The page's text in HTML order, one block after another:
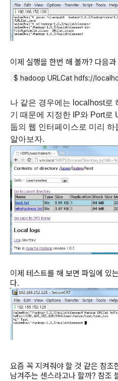
이제 실행을 한번 해 볼까? 다음
$ hadoop URLCat hdfs://
나 같은 경우에는 localhost로
기 때문에 지정한 IP와 Port로
둡의 웹 인터페이스로 미리
알아보자.
이제 테스트를 해 보면 파일에 있
다.
요즘 꼭 지켜줘야 할 것 같은 참
남겨주는 센스라고나 할까? 참조